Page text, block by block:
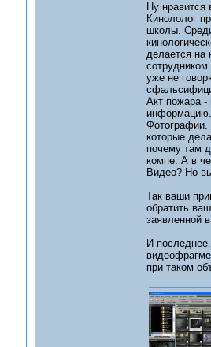
Ну нравится
Кинололог
школы.
делается на
уже не
Акт пожара
Фотографии.
которые
почему там
компе. А в
Видео? Но
Так ваши
обратить
заявленной
И
при таком